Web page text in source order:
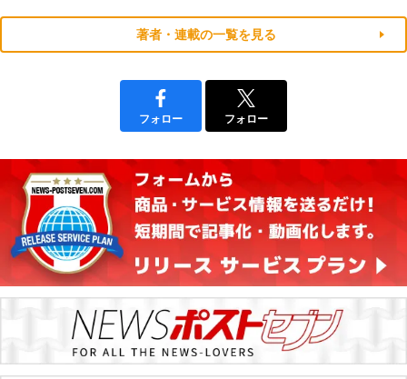
著者・連載の一覧を見る
フォロー フォロー